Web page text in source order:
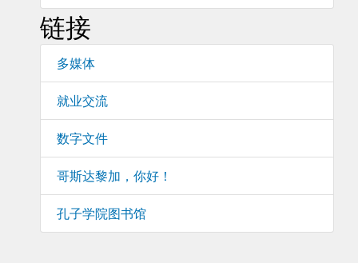
链接
多媒体
就业交流
数字文件
哥斯达黎加，你好！
孔子学院图书馆